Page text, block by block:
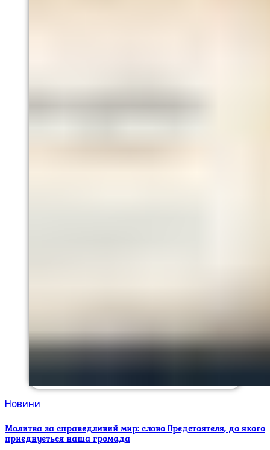
Новини
Молитва за справедливий мир: слово Предстоятеля, до якого
приєднується наша громада